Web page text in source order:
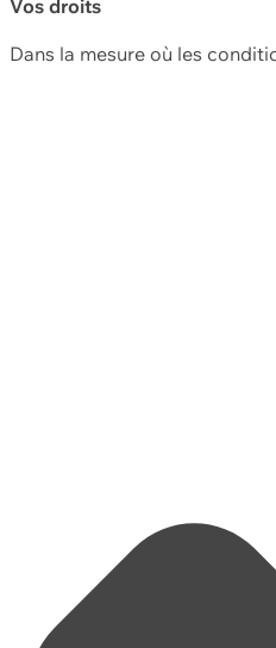
Vos droits
Dans la mesure où les